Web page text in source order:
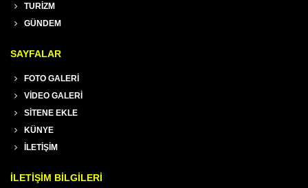
TURİZM
GÜNDEM
SAYFALAR
FOTO GALERİ
VİDEO GALERİ
SİTENE EKLE
KÜNYE
İLETİŞİM
İLETİŞİM BİLGİLERİ